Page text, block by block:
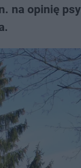
na opinię